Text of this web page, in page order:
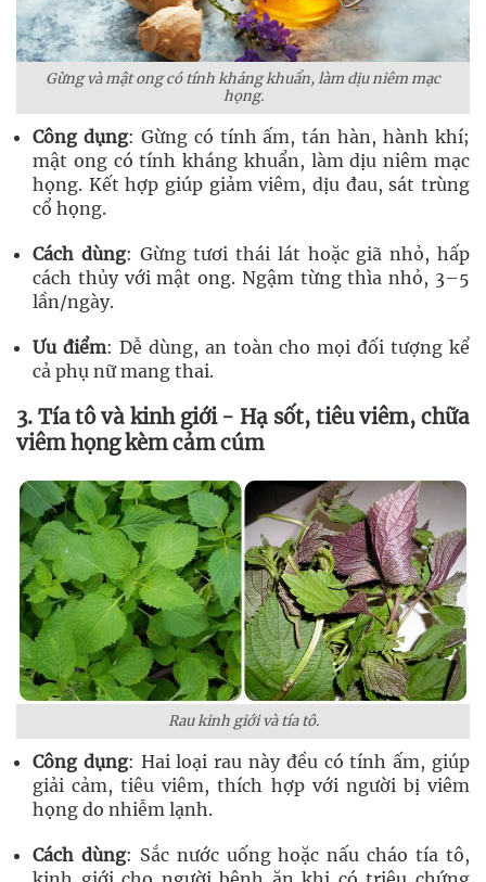
Gừng và mật ong có tính kháng khuẩn, làm dịu niêm mạc
họng.
Công dụng: Gừng có tính ấm, tán hàn, hành khí;
mật ong có tính kháng khuẩn, làm dịu niêm mạc
họng. Kết hợp giúp giảm viêm, dịu đau, sát trùng
cổ họng.
Cách dùng: Gừng tươi thái lát hoặc giã nhỏ, hấp
cách thủy với mật ong. Ngậm từng thìa nhỏ, 3–5
lần/ngày.
Ưu điểm: Dễ dùng, an toàn cho mọi đối tượng kể
cả phụ nữ mang thai.
3. Tía tô và kinh giới - Hạ sốt, tiêu viêm, chữa
viêm họng kèm cảm cúm
Rau kinh giới và tía tô.
Công dụng: Hai loại rau này đều có tính ấm, giúp
giải cảm, tiêu viêm, thích hợp với người bị viêm
họng do nhiễm lạnh.
Cách dùng: Sắc nước uống hoặc nấu cháo tía tô,